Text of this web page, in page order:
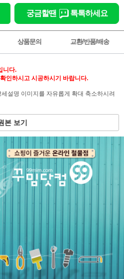
궁금할땐 톡톡하세요
상품문의 교환/반품/배송
니다.
인하시고 시공하시기 바랍니다.
설명 이미지를 자유롭게 확대 축소하시려
본 보기